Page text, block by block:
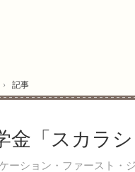
› 記事
金「スカラ
ーション・ファースト・